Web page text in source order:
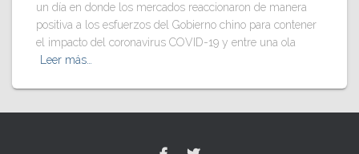
un día en donde los mercados reaccionaron de manera
positiva a los esfuerzos del Gobierno chino para contener
el impacto del coronavirus COVID-19 y entre una ola
Leer más…